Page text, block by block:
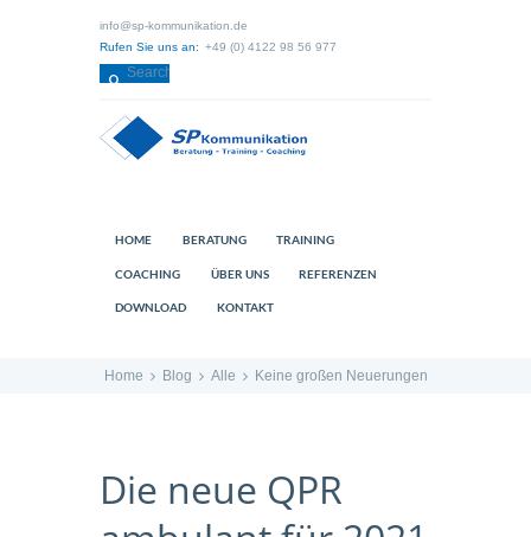
info@sp-kommunikation.de
Rufen Sie uns an: +49 (0) 4122 98 56 977
HOME BERATUNG TRAINING
COACHING ÜBER UNS REFERENZEN
DOWNLOAD KONTAKT
Home Blog Alle Keine großen Neuerungen
Die neue QPR